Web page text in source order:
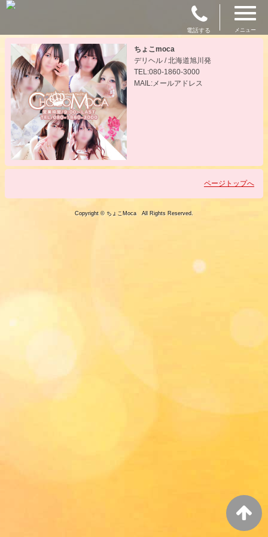
電話する メニュー
ちょこmoca
デリヘル / 北海道旭川発
TEL:080-1860-3000
MAIL:メールアドレス
ページトップへ
Copyright © ちょこMoca All Rights Reserved.